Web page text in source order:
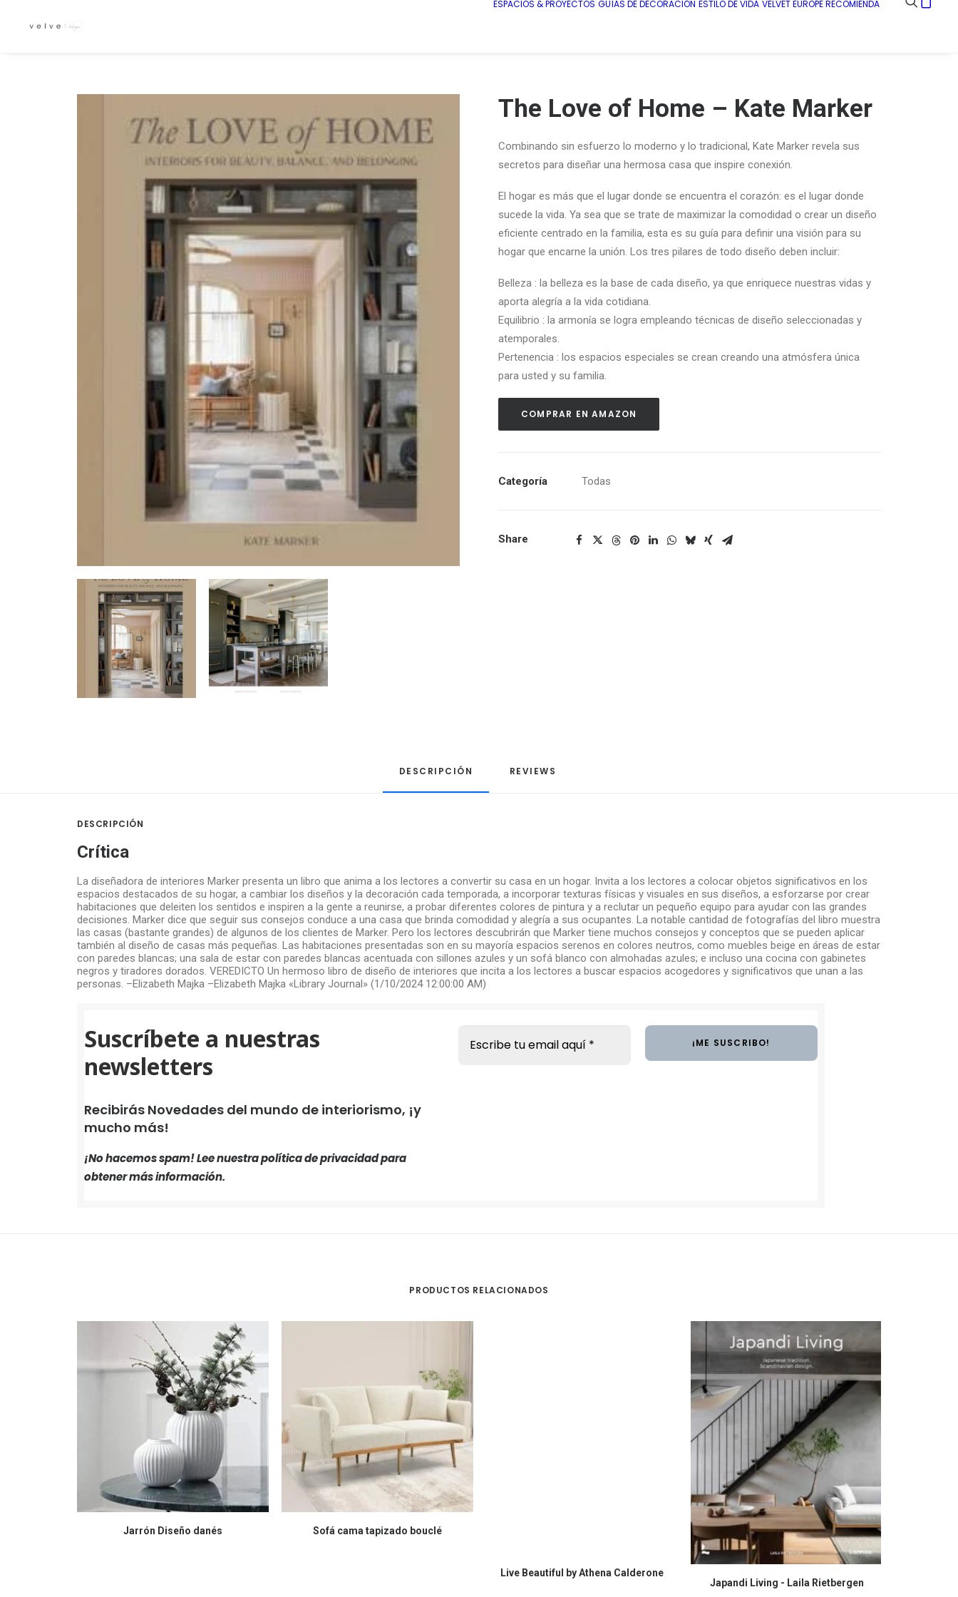
ESPACIOS & PROYECTOS GUÍAS DE DECORACIÓN ESTILO DE VIDA VELVET EUROPE RECOMIENDA
The Love of Home – Kate Marker
Combinando sin esfuerzo lo moderno y lo tradicional, Kate Marker revela sus
secretos para diseñar una hermosa casa que inspire conexión.
El hogar es más que el lugar donde se encuentra el corazón: es el lugar donde
sucede la vida. Ya sea que se trate de maximizar la comodidad o crear un diseño
eficiente centrado en la familia, esta es su guía para definir una visión para su
hogar que encarne la unión. Los tres pilares de todo diseño deben incluir:
Belleza : la belleza es la base de cada diseño, ya que enriquece nuestras vidas y
aporta alegría a la vida cotidiana.
Equilibrio : la armonía se logra empleando técnicas de diseño seleccionadas y
atemporales.
Pertenencia : los espacios especiales se crean creando una atmósfera única
para usted y su familia.
COMPRAR EN AMAZON
Categoría Todas
Share
DESCRIPCIÓN REVIEWS
DESCRIPCIÓN
Crítica
La diseñadora de interiores Marker presenta un libro que anima a los lectores a convertir su casa en un hogar. Invita a los lectores a colocar objetos significativos en los
espacios destacados de su hogar, a cambiar los diseños y la decoración cada temporada, a incorporar texturas físicas y visuales en sus diseños, a esforzarse por crear
habitaciones que deleiten los sentidos e inspiren a la gente a reunirse, a probar diferentes colores de pintura y a reclutar un pequeño equipo para ayudar con las grandes
decisiones. Marker dice que seguir sus consejos conduce a una casa que brinda comodidad y alegría a sus ocupantes. La notable cantidad de fotografías del libro muestra
las casas (bastante grandes) de algunos de los clientes de Marker. Pero los lectores descubrirán que Marker tiene muchos consejos y conceptos que se pueden aplicar
también al diseño de casas más pequeñas. Las habitaciones presentadas son en su mayoría espacios serenos en colores neutros, como muebles beige en áreas de estar
con paredes blancas; una sala de estar con paredes blancas acentuada con sillones azules y un sofá blanco con almohadas azules; e incluso una cocina con gabinetes
negros y tiradores dorados. VEREDICTO Un hermoso libro de diseño de interiores que incita a los lectores a buscar espacios acogedores y significativos que unan a las
personas. –Elizabeth Majka –Elizabeth Majka «Library Journal» (1/10/2024 12:00:00 AM)
Suscríbete a nuestras
newsletters
Recibirás Novedades del mundo de interiorismo, ¡y
mucho más!
¡No hacemos spam! Lee nuestrapolítica de privacidadpara
obtener más información.
PRODUCTOS RELACIONADOS
COMPRAR EN AMAZON
Jarrón Diseño danés COMPRAR EL PRODUCTO
Sofá cama tapizado bouclé
COMPRAR EN AMAZON
Live Beautiful by Athena Calderone COMPRAR EN AMAZON
Japandi Living - Laila Rietbergen